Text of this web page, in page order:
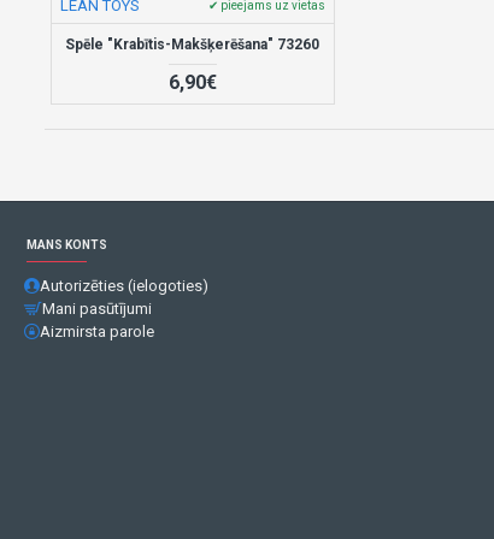
LEAN TOYS ✔ pieejams uz vietas
Spēle "Krabītis-Makšķerēšana" 73260
6,90€
MANS KONTS
Autorizēties (ielogoties)
Mani pasūtījumi
Aizmirsta parole